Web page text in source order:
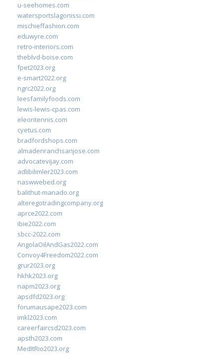
u-seehomes.com
watersportslagonissi.com
mischieffashion.com
eduwyre.com
retro-interiors.com
theblvd-boise.com
fpet2023.org
e-smart2022.org
ngrc2022.org
leesfamilyfoods.com
lewis-lewis-cpas.com
eleontennis.com
cyetus.com
bradfordshops.com
almadenranchsanjose.com
advocatevijay.com
adlibilimler2023.com
naswwebed.org
balithut-manado.org
alteregotradingcompany.org
aprce2022.com
ibie2022.com
sbcc-2022.com
AngolaOilAndGas2022.com
Convoy4Freedom2022.com
grur2023.org
hkhk2023.org
napm2023.org
apsdfd2023.org
forumausape2023.com
imkl2023.com
careerfaircsd2023.com
apsth2023.com
MedItRio2023.org